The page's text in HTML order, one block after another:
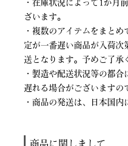
・在庫状況によって1か月
ざいます。
・複数のアイテムをまと
定が一番遅い商品が入荷次
送となります。予めご了承
・製造や配送状況等の都
遅れる場合がございますの
・商品の発送は、日本国内
商品に関しまして